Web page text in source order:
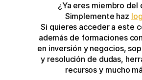
¿Ya eres miembro del
Simplemente haz
Si quieres acceder a este
además de formaciones
en inversión y negocios,
y resolución de dudas,
recursos y mucho